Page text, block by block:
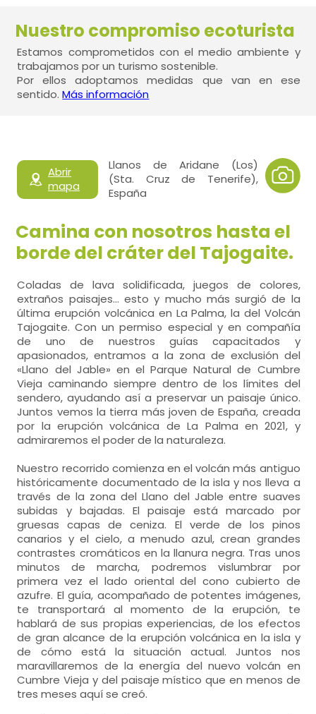
Nuestro compromiso ecoturista
Estamos comprometidos con el medio ambiente y
trabajamos por un turismo sostenible.
Por ellos adoptamos medidas que van en ese
sentido.Más información
Abrir
mapa
Llanos de Aridane (Los)
(Sta. Cruz de Tenerife),
España
Camina con nosotros hasta el
borde del cráter del Tajogaite.
Coladas de lava solidificada, juegos de colores,
extraños paisajes… esto y mucho más surgió de la
última erupción volcánica en La Palma, la del Volcán
Tajogaite. Con un permiso especial y en compañía
de uno de nuestros guías capacitados y
apasionados, entramos a la zona de exclusión del
«Llano del Jable» en el Parque Natural de Cumbre
Vieja caminando siempre dentro de los límites del
sendero, ayudando así a preservar un paisaje único.
Juntos vemos la tierra más joven de España, creada
por la erupción volcánica de La Palma en 2021, y
admiraremos el poder de la naturaleza.
Nuestro recorrido comienza en el volcán más antiguo
históricamente documentado de la isla y nos lleva a
través de la zona del Llano del Jable entre suaves
subidas y bajadas. El paisaje está marcado por
gruesas capas de ceniza. El verde de los pinos
canarios y el cielo, a menudo azul, crean grandes
contrastes cromáticos en la llanura negra. Tras unos
minutos de marcha, podremos vislumbrar por
primera vez el lado oriental del cono cubierto de
azufre. El guía, acompañado de potentes imágenes,
te transportará al momento de la erupción, te
hablará de sus propias experiencias, de los efectos
de gran alcance de la erupción volcánica en la isla y
de cómo está la situación actual. Juntos nos
maravillaremos de la energía del nuevo volcán en
Cumbre Vieja y del paisaje místico que en menos de
tres meses aquí se creó.